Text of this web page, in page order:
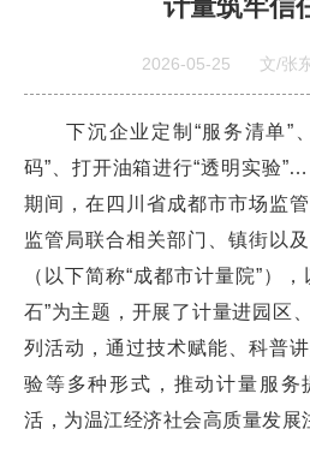
计量筑牢信
2026-05-25 文/张
下沉企业定制“服务清单”
码”、打开油箱进行“透明实验
期间，在四川省成都市市场监
监管局联合相关部门、镇街以
（以下简称“成都市计量院”）
石”为主题，开展了计量进园区
列活动，通过技术赋能、科普
验等多种形式，推动计量服务
活，为温江经济社会高质量发展